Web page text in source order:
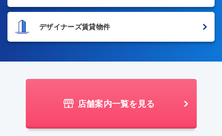
デザイナーズ賃貸物件
店舗案内一覧を見る